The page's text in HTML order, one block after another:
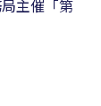
主催「第